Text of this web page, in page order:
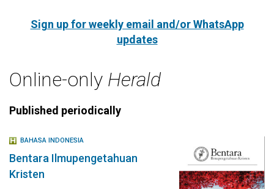
Sign up for weekly email and/or WhatsApp
updates
Online-only Herald
Published periodically
BAHASA INDONESIA
Bentara Ilmupengetahuan
Kristen